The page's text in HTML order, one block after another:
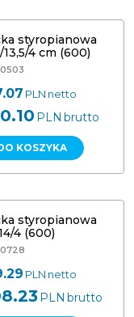
styropianowa
13,5/4 cm (600)
PLN netto
PLN brutto
KOSZYKA
styropianowa
4 (600)
PLN netto
PLN brutto